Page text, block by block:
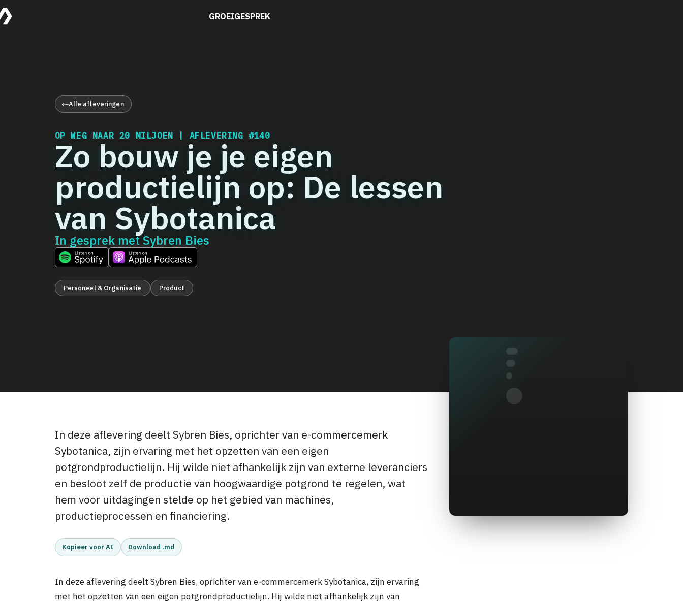
GROEIGESPREK
Alle afleveringen
OP WEG NAAR 20 MILJOEN | AFLEVERING #140
Zo bouw je je eigen
productielijn op: De lessen
van Sybotanica
In gesprek metSybren Bies
Personeel & Organisatie Product
In deze aflevering deelt Sybren Bies, oprichter van e-commercemerk
Sybotanica, zijn ervaring met het opzetten van een eigen
potgrondproductielijn. Hij wilde niet afhankelijk zijn van externe leveranciers
en besloot zelf de productie van hoogwaardige potgrond te regelen, wat
hem voor uitdagingen stelde op het gebied van machines,
productieprocessen en financiering.
Kopieer voor AI Download .md
In deze aflevering deelt Sybren Bies, oprichter van e-commercemerk Sybotanica, zijn ervaring
met het opzetten van een eigen potgrondproductielijn. Hij wilde niet afhankelijk zijn van